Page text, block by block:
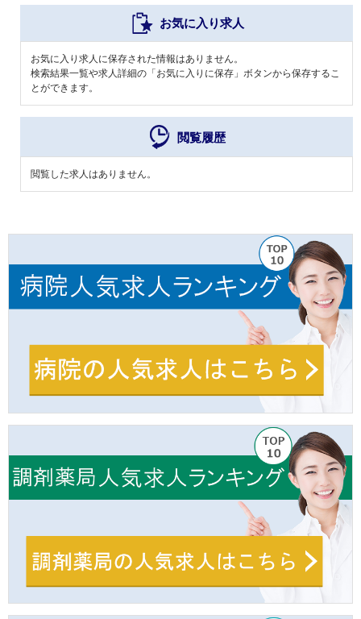
お気に入り求人
お気に入り求人に保存された情報はありません。
検索結果一覧や求人詳細の「お気に入りに保存」ボタンから保存するこ
とができます。
閲覧履歴
閲覧した求人はありません。